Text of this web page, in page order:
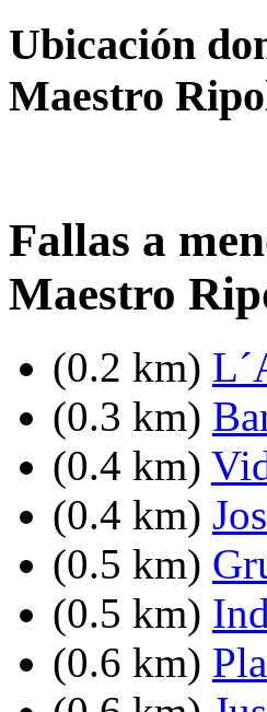
Ubicación
Maestro
Fallas a
Maestro
(0.2 km)
(0.3 km)
(0.4 km)
(0.4 km)
(0.5 km)
(0.5 km)
(0.6 km)